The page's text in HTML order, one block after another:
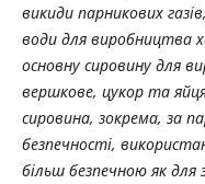
викиди парникових
води для виробництва
основну сировину для
вершкове, цукор та
сировина, зокрема, за
безпечності,
більш безпечною як для